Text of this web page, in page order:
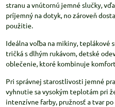
stranu a vnútornú jemné slučky,
príjemný na dotyk, no zároveň
použitie.
Ideálna voľba na mikiny, teplákové
tričká s dlhým rukávom, detské
oblečenie, ktoré kombinuje
Pri správnej starostlivosti jemné
vyhnutie sa vysokým teplotám pri
intenzívne farby, pružnosť a tvar po